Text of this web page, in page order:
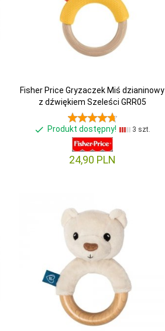
Fisher Price Gryzaczek Miś dzianinowy
z dźwiękiem Szeleści GRR05
Produkt dostępny! 3 szt.
24,90 PLN